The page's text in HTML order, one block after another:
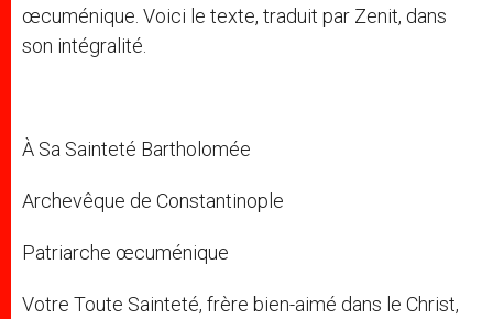
œcuménique. Voici le texte, traduit par Zenit, dans
son intégralité.
À Sa Sainteté Bartholomée
Archevêque de Constantinople
Patriarche œcuménique
Votre Toute Sainteté, frère bien-aimé dans le Christ,